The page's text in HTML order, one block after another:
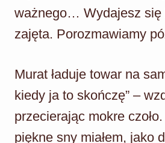
ważnego… Wydajesz się
zajęta. Porozmawiamy
Murat ładuje towar na
kiedy ja to skończę” –
przecierając mokre
piękne sny miałem, jako